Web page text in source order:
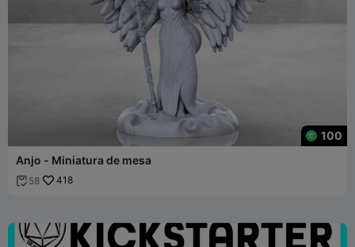
100
Anjo - Miniatura de mesa
 58 418